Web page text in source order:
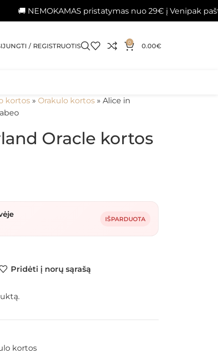
pristatymas nuo 29€ į Venipak paštomatus
/ REGISTRUOTIS 0 0.00€
kortos» Orakulo kortos» Alice in
Oracle kortos
IŠPARDUOTA
Pridėti į norų sąrašą
kortos